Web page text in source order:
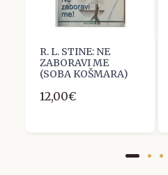
R. L. STINE: NE
ZABORAVI ME
(SOBA KOŠMARA)
12,00€